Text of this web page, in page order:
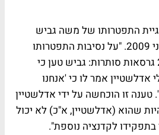
התפטרותו של משה גביש
מתפקיד יו"ר הרשות ביוני 2009. "על נסיבות התפטרותו
נמסרו למשרד המבקר 2 גרסאות סותרות: גביש טען כי
אמר לו כי 'אנחנו
זו הוכחשה על ידי אדלשטיין
שהוא (אדלשטיין, א"כ) לא יכול
לקדנציה נוספת".